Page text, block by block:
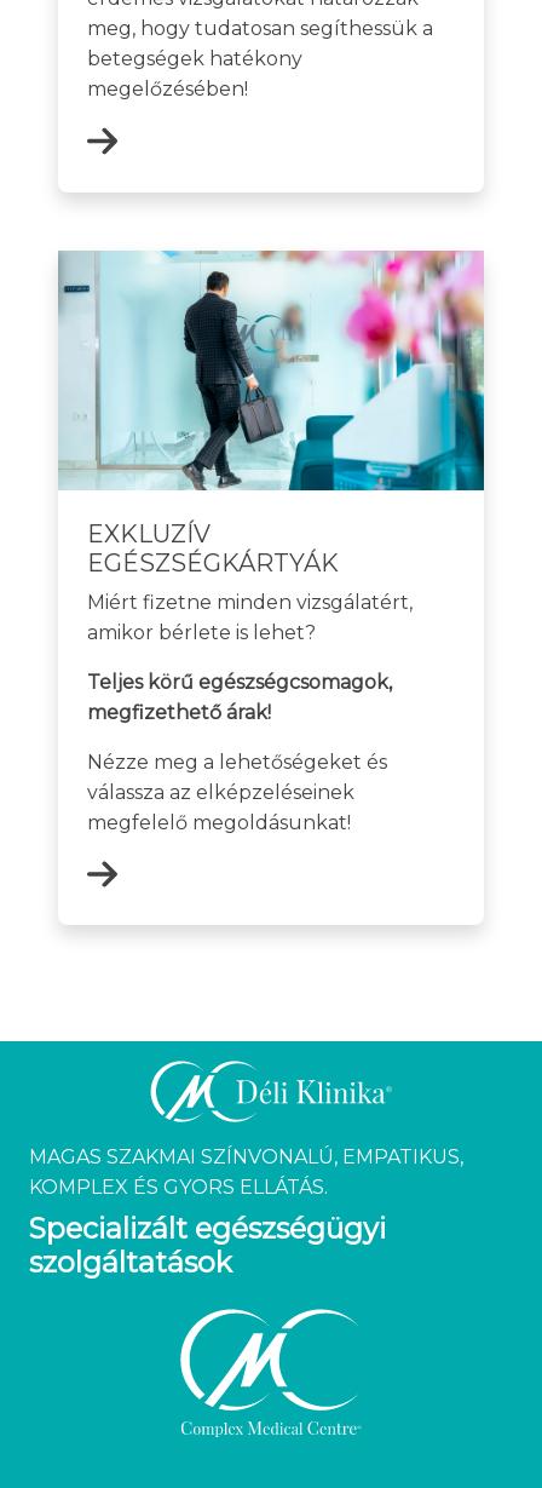
meg, hogy tudatosan segíthessük a
betegségek hatékony
megelőzésében!
EXKLUZÍV
EGÉSZSÉGKÁRTYÁK
Miért fizetne minden vizsgálatért,
amikor bérlete is lehet?
Teljes körű egészségcsomagok,
megfizethető árak!
Nézze meg a lehetőségeket és
válassza az elképzeléseinek
megfelelő megoldásunkat!
MAGAS SZAKMAI SZÍNVONALÚ, EMPATIKUS,
KOMPLEX ÉS GYORS ELLÁTÁS.
Specializált egészségügyi
szolgáltatások